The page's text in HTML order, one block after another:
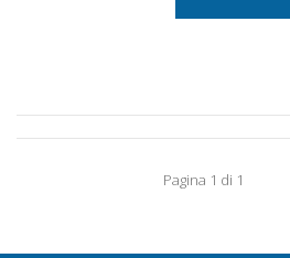
Pagina 1 di 1